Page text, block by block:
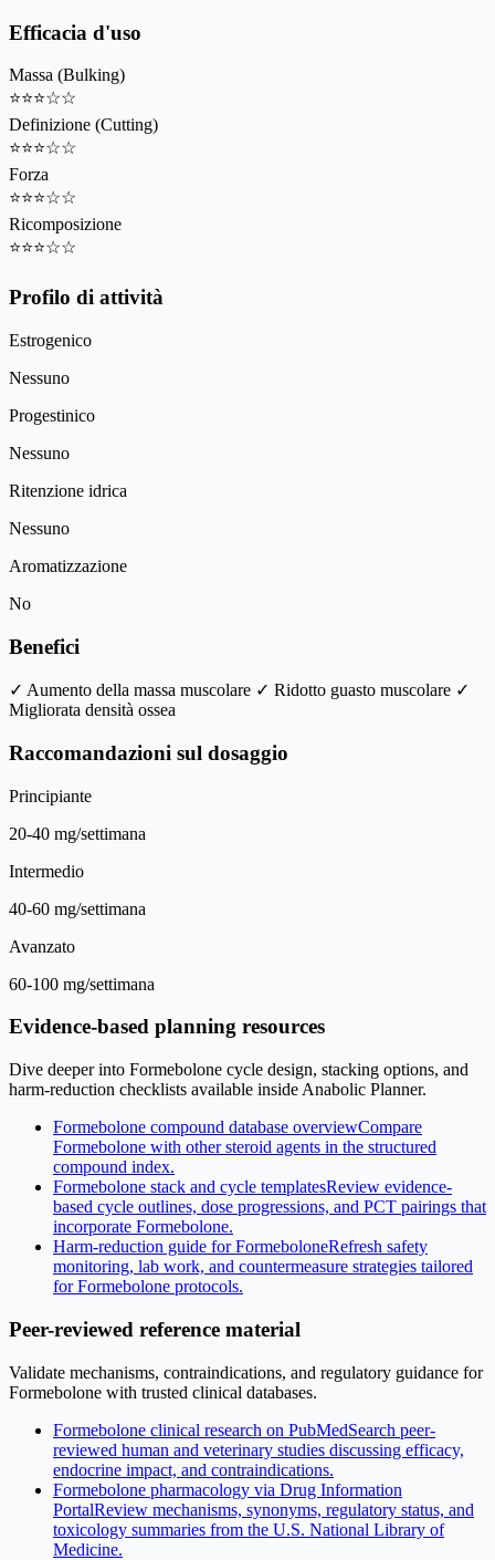
Efficacia d'uso
Massa (Bulking)
⭐⭐⭐☆☆
Definizione (Cutting)
⭐⭐⭐☆☆
Forza
⭐⭐⭐☆☆
Ricomposizione
⭐⭐⭐☆☆
Profilo di attività
Estrogenico
Nessuno
Progestinico
Nessuno
Ritenzione idrica
Nessuno
Aromatizzazione
No
Benefici
✓ Aumento della massa muscolare ✓ Ridotto guasto muscolare ✓
Migliorata densità ossea
Raccomandazioni sul dosaggio
Principiante
20-40 mg/settimana
Intermedio
40-60 mg/settimana
Avanzato
60-100 mg/settimana
Evidence-based planning resources
Dive deeper into Formebolone cycle design, stacking options, and
harm-reduction checklists available inside Anabolic Planner.
Formebolone compound database overviewCompare
Formebolone with other steroid agents in the structured
compound index.
Formebolone stack and cycle templatesReview evidence-
based cycle outlines, dose progressions, and PCT pairings that
incorporate Formebolone.
Harm-reduction guide for FormeboloneRefresh safety
monitoring, lab work, and countermeasure strategies tailored
for Formebolone protocols.
Peer-reviewed reference material
Validate mechanisms, contraindications, and regulatory guidance for
Formebolone with trusted clinical databases.
Formebolone clinical research on PubMedSearch peer-
reviewed human and veterinary studies discussing efficacy,
endocrine impact, and contraindications.
Formebolone pharmacology via Drug Information
PortalReview mechanisms, synonyms, regulatory status, and
toxicology summaries from the U.S. National Library of
Medicine.